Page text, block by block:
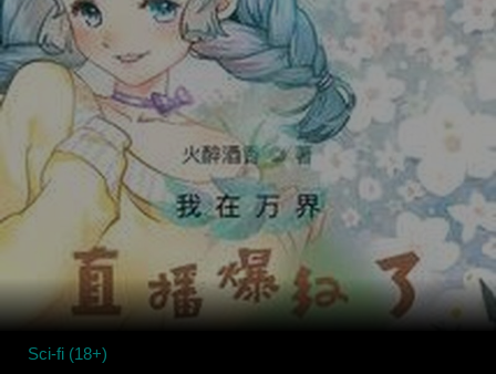
Sci-fi (18+)